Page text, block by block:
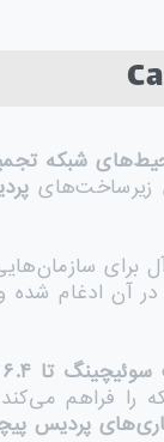
شبکه
زیرساخت‌های
برای
آن ادغام شده
تا ۶.۴
را فراهم
پردیس